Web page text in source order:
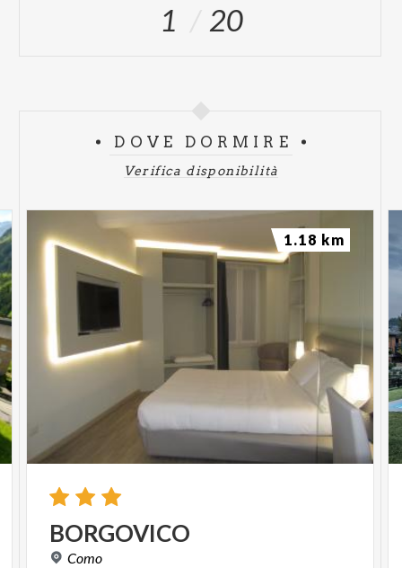
1 20
DOVE DORMIRE
Verifica disponibilità
BORGOVICO
Como
1.18 km